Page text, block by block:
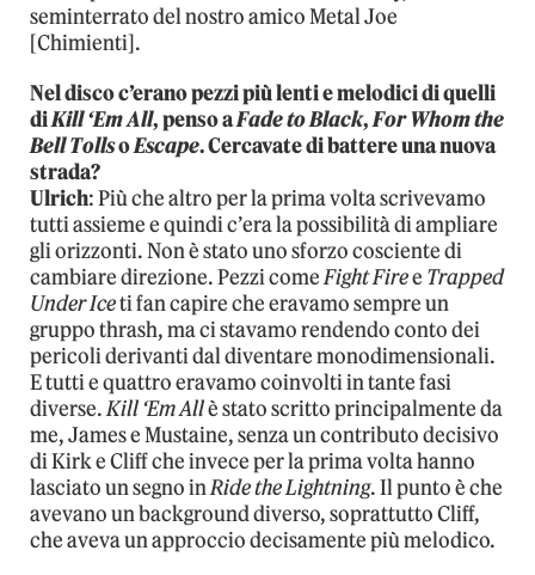
seminterrato del nostro amico Metal Joe
[Chimienti].
Nel disco c’erano pezzi più lenti e melodici di quelli
diKill ‘Em All, penso aFade to Black,For Whom the
Bell TollsoEscape. Cercavate di battere una nuova
strada?
Ulrich: Più che altro per la prima volta scrivevamo
tutti assieme e quindi c’era la possibilità di ampliare
gli orizzonti. Non è stato uno sforzo cosciente di
cambiare direzione. Pezzi comeFight Firee Trapped
Under Iceti fan capire che eravamo sempre un
gruppo thrash, ma ci stavamo rendendo conto dei
pericoli derivanti dal diventare monodimensionali.
E tutti e quattro eravamo coinvolti in tante fasi
diverse.Kill ‘Em Allè stato scritto principalmente da
me, James e Mustaine, senza un contributo decisivo
di Kirk e Cliff che invece per la prima volta hanno
lasciato un segno inRide the Lightning. Il punto è che
avevano un background diverso, soprattutto Cliff,
che aveva un approccio decisamente più melodico.